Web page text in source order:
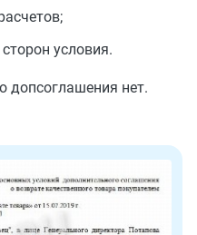
условия.
допсоглашения нет.